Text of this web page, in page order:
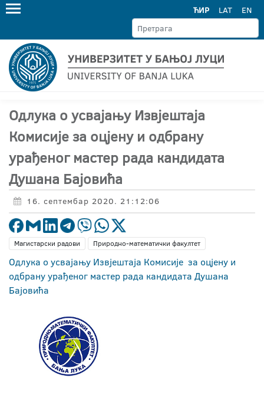
ЋИР LAT EN
Одлука о усвајању Извјештаја
Комисије за оцјену и одбрану
урађеног мастер рада кандидата
Душана Бајовића
16. септембар 2020. 21:12:06
Магистарски радови Природно-математички факултет
Одлука о усвајању Извјештаја Комисије за оцјену и
одбрану урађеног мастер рада кандидата Душана
Бајовића